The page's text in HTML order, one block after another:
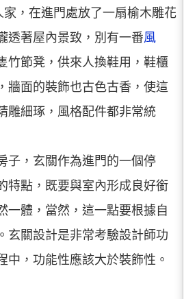
，在進門處放了一扇榆木雕花
透著屋內景致，別有一番風
竹節凳，供來人換鞋用，鞋櫃
牆面的裝飾也古色古香，使這
雕細琢，風格配件都非常統
子，玄關作為進門的一個停
特點，既要與室內形成良好銜
一體，當然，這一點要根據自
玄關設計是非常考驗設計師功
中，功能性應該大於裝飾性。